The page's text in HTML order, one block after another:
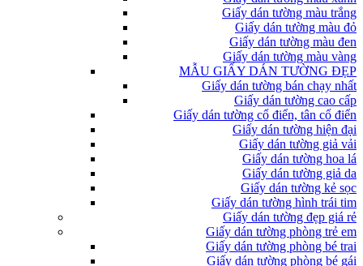
Giấy dán tường màu trắng
Giấy dán tường màu đỏ
Giấy dán tường màu đen
Giấy dán tường màu vàng
MẪU GIẤY DÁN TƯỜNG ĐẸP
Giấy dán tường bán chạy nhất
Giấy dán tường cao cấp
Giấy dán tường cổ điển, tân cổ điển
Giấy dán tường hiện đại
Giấy dán tường giả vải
Giấy dán tường hoa lá
Giấy dán tường giả da
Giấy dán tường kẻ sọc
Giấy dán tường hình trái tim
Giấy dán tường đẹp giá rẻ
Giấy dán tường phòng trẻ em
Giấy dán tường phòng bé trai
Giấy dán tường phòng bé gái